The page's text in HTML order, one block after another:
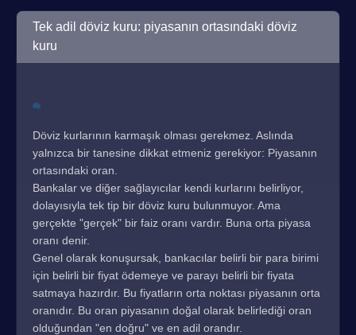
Tek adil döviz kuru: piyasanın ortasındaki döviz
kuru
Döviz kurlarının karmaşık olması gerekmez. Aslında
yalnızca bir tanesine dikkat etmeniz gerekiyor: Piyasanın
ortasındaki oran.
Bankalar ve diğer sağlayıcılar kendi kurlarını belirliyor,
dolayısıyla tek tip bir döviz kuru bulunmuyor. Ama
gerçekte "gerçek" bir faiz oranı vardır. Buna orta piyasa
oranı denir.
Genel olarak konuşursak, bankacılar belirli bir para birimi
için belirli bir fiyat ödemeye ve parayı belirli bir fiyata
satmaya hazırdır. Bu fiyatların orta noktası piyasanın orta
oranıdır. Bu oran piyasanın doğal olarak belirlediği oran
olduğundan "en doğru" ve en adil orandır.